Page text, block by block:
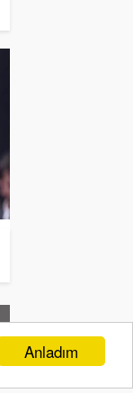
Anladım